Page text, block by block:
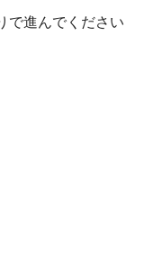
で進んでください